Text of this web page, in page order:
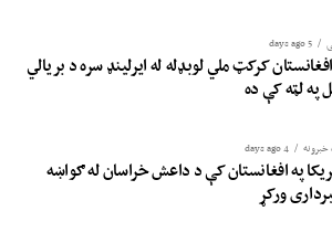
5 days ago
کرکټ ملي لوبډله له ایرلینډ سره د بریالي
په لټه کې ده
خبرونه 4 days ago
په افغانستان کې د داعش خراسان له ګواښه
ورکړ